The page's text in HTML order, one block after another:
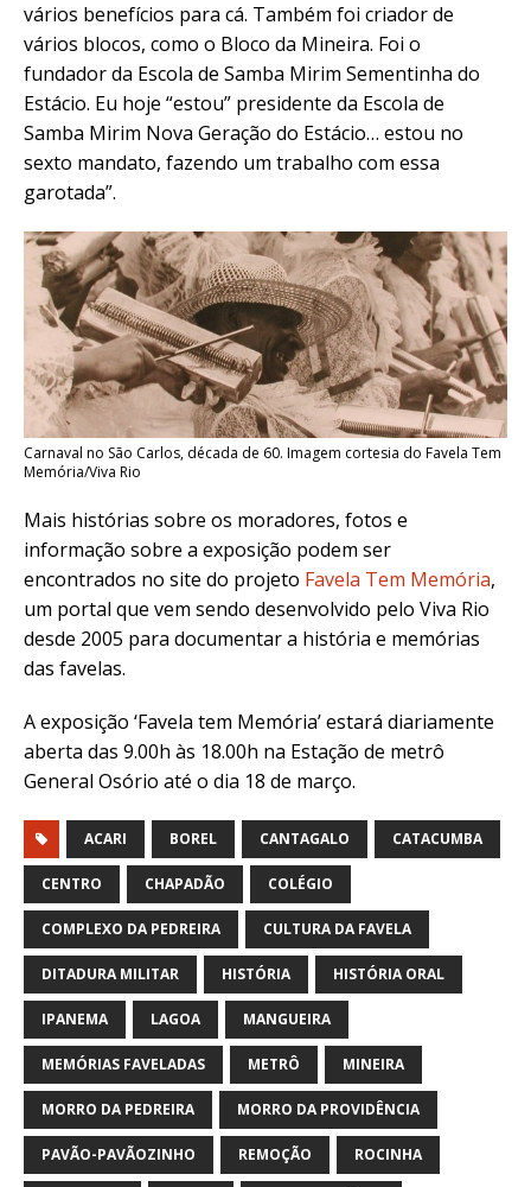
vários benefícios para cá. Também foi criador de
vários blocos, como o Bloco da Mineira. Foi o
fundador da Escola de Samba Mirim Sementinha do
Estácio. Eu hoje “estou” presidente da Escola de
Samba Mirim Nova Geração do Estácio… estou no
sexto mandato, fazendo um trabalho com essa
garotada”.
Carnaval no São Carlos, década de 60. Imagem cortesia do Favela Tem
Memória/Viva Rio
Mais histórias sobre os moradores, fotos e
informação sobre a exposição podem ser
encontrados no site do projeto Favela Tem Memória,
um portal que vem sendo desenvolvido pelo Viva Rio
desde 2005 para documentar a história e memórias
das favelas.
A exposição ‘Favela tem Memória’ estará diariamente
aberta das 9.00h às 18.00h na Estação de metrô
General Osório até o dia 18 de março.
ACARI BOREL CANTAGALO CATACUMBA
CENTRO CHAPADÃO COLÉGIO
COMPLEXO DA PEDREIRA CULTURA DA FAVELA
DITADURA MILITAR HISTÓRIA HISTÓRIA ORAL
IPANEMA LAGOA MANGUEIRA
MEMÓRIAS FAVELADAS METRÔ MINEIRA
MORRO DA PEDREIRA MORRO DA PROVIDÊNCIA
PAVÃO-PAVÃOZINHO REMOÇÃO ROCINHA